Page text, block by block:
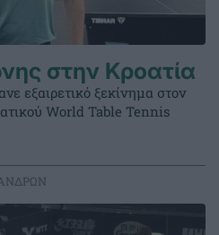
στην Κροατία
εξαιρετικό ξεκίνημα στον
World Table Tennis